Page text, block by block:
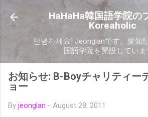
Skip to main content
HaHaHa韓国語学院の
Koreaholic
안녕하세요! Jeonglanです。愛知
国語学院を開設していま
お知らせ: B-Boyチャリティー
ョー
By jeonglan - August 28, 2011